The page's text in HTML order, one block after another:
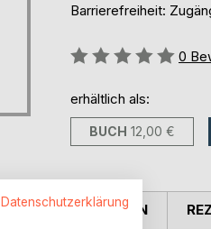
Barrierefreiheit:
Bewertung::
0
erhältlich als:
BUCH 12,00 €
PRESSESTIMMEN
Datenschutzerklärung